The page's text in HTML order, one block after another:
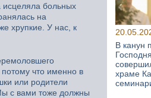
исцеляла больных
на
хрупкие. У нас, к
что именно в
или родители
с вами тоже должны
В канун
храме